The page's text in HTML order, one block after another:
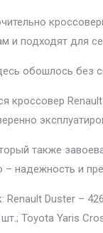
и подходят для
обошлось без
кроссовер
также
надежность и
Duster –
Toyota Yaris